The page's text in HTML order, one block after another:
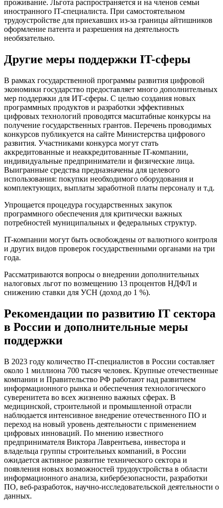
проживание. Льгота распространяется и на членов семьи
иностранного IT-специалиста. При самостоятельном
трудоустройстве для приехавших из-за границы айтишников
оформление патента и разрешения на деятельность
необязательно.
Другие меры поддержки IT-сферы
В рамках государственной программы развития цифровой
экономики государство предоставляет много дополнительных
мер поддержки для ИТ-сферы. С целью создания новых
программных продуктов и разработки эффективных
цифровых технологий проводятся масштабные конкурсы на
получение государственных грантов. Перечень проводимых
конкурсов публикуется на сайте Министерства цифрового
развития. Участниками конкурса могут стать
аккредитованные и неаккредитованные IT-компании,
индивидуальные предприниматели и физические лица.
Выигранные средства предназначены для целевого
использования: покупки необходимого оборудования и
комплектующих, выплаты заработной платы персоналу и т.д.
Упрощается процедура государственных закупок
программного обеспечения для критически важных
потребностей муниципальных и федеральных структур.
IT-компании могут быть освобождены от валютного контроля
и других видов проверок государственными органами на три
года.
Рассматриваются вопросы о внедрении дополнительных
налоговых льгот по возмещению 13 процентов НДФЛ и
снижению ставки для УСН (доход до 1 %).
Рекомендации по развитию IT сектора
в России и дополнительные меры
поддержки
В 2023 году количество IT-специалистов в России составляет
около 1 миллиона 700 тысяч человек. Крупные отечественные
компании и Правительство РФ работают над развитием
информационного рынка и обеспечения технологического
суверенитета во всех жизненно важных сферах. В
медицинской, строительной и промышленной отрасли
наблюдается интенсивное внедрение отечественного ПО и
переход на новый уровень деятельности с применением
цифровых инноваций. По мнению известного
предпринимателя Виктора Лаврентьева, инвестора и
владельца группы строительных компаний, в России
ожидается активное развитие технического сектора и
появления новых возможностей трудоустройства в области
информационного анализа, кибербезопасности, разработки
ПО, веб-разработок, научно-исследовательской деятельности о
данных.